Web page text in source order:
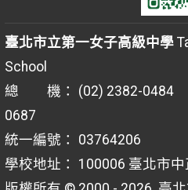
臺北市立第一女子高級中學
School
總 機： (02) 2382-0484
0687
統一編號： 03764206
學校地址： 100006 臺北市